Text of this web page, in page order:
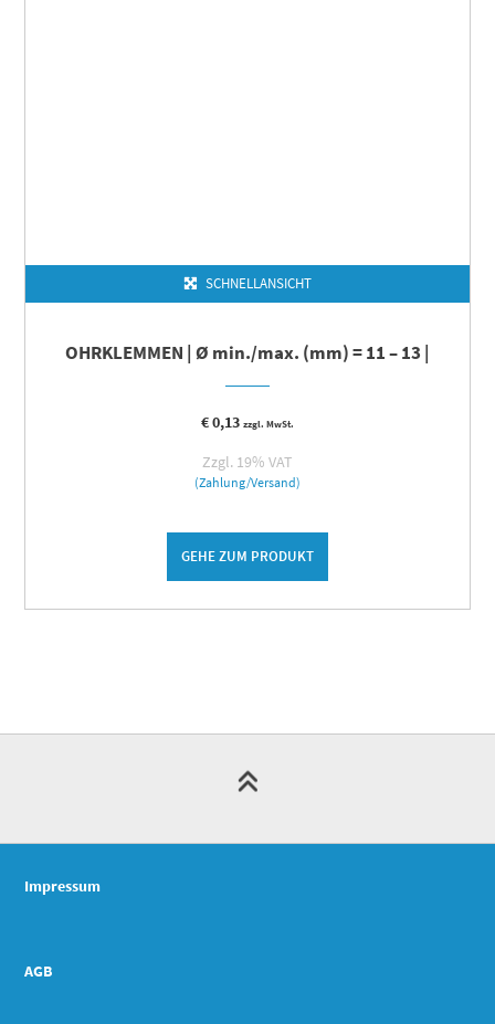
SCHNELLANSICHT
OHRKLEMMEN | Ø min./max. (mm) = 11 – 13 |
€0,13 zzgl. MwSt.
Zzgl. 19% VAT
(Zahlung/Versand)
GEHE ZUM PRODUKT
Impressum
AGB